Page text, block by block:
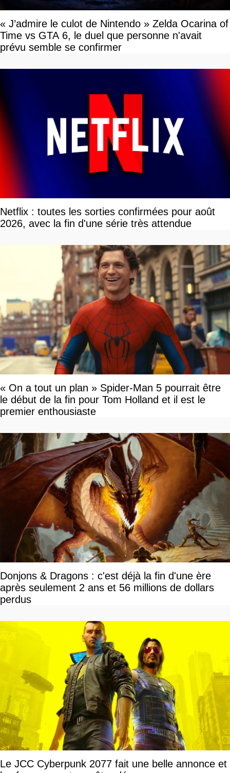
« J’admire le culot de Nintendo » Zelda Ocarina of
Time vs GTA 6, le duel que personne n'avait
prévu semble se confirmer
Netflix : toutes les sorties confirmées pour août
2026, avec la fin d'une série très attendue
« On a tout un plan » Spider-Man 5 pourrait être
le début de la fin pour Tom Holland et il est le
premier enthousiaste
Donjons & Dragons : c'est déjà la fin d'une ère
après seulement 2 ans et 56 millions de dollars
perdus
Le JCC Cyberpunk 2077 fait une belle annonce et